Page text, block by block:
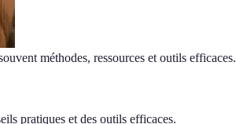
méthodes, ressources et outils efficaces.
pratiques et des outils efficaces.